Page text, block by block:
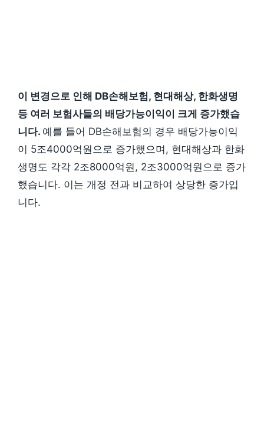
이 변경으로 인해 DB손해보험, 현대해상, 한화생명
등 여러 보험사들의 배당가능이익이 크게 증가했습
니다. 예를 들어 DB손해보험의 경우 배당가능이익
이 5조4000억원으로 증가했으며, 현대해상과 한화
생명도 각각 2조8000억원, 2조3000억원으로 증가
했습니다. 이는 개정 전과 비교하여 상당한 증가입
니다.